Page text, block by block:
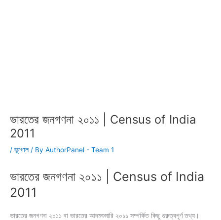
ভারতের জনগণনা ২০১১ | Census of India
2011
/ ভূগোল / By AuthorPanel - Team 1
ভারতের জনগণনা ২০১১ | Census of India
2011
ভারতের জনগণনা ২০১১ বা ভারতের আদমশুমারি ২০১১ সম্পর্কিত কিছু গুরুত্বপূর্ণ তথ্য।